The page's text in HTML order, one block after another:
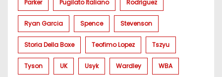
Parker Pugilato Italiano Rodriguez
Ryan Garcia Spence Stevenson
Storia Della Boxe Teofimo Lopez Tszyu
Tyson UK Usyk Wardley WBA